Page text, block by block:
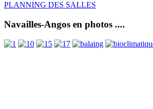
PLANNING DES SALLES
Navailles-Angos en photos ....